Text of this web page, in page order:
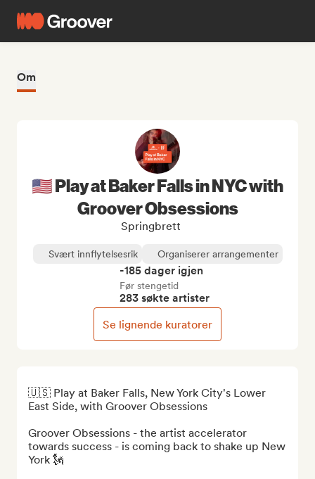
Om
🇺🇸 Play at Baker Falls, New York City's Lower
East Side, with Groover Obsessions
Groover Obsessions - the artist accelerator
towards success - is coming back to shake up New
York 🗽
🇺🇸 Play at Baker Falls in NYC with
Groover Obsessions
Springbrett
Svært innflytelsesrik Organiserer arrangementer
-185 dager igjen
Før stengetid
283 søkte artister
Se lignende kuratorer